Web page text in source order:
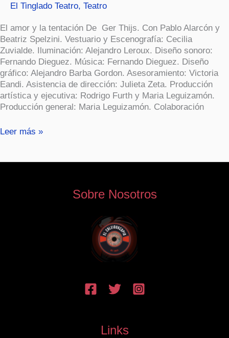
El Tinglado Teatro, Teatro
El amor y la tentación De Ger Thijs. Con Pablo Alarcón y
Beatriz Spelzini. Vestuario y Escenografía: Cecilia
Zuvialde. Iluminación: Alejandro Leroux. Diseño sonoro:
Fernando Dieguez. Música: Fernando Dieguez. Diseño
gráfico: Alejandro Barba Gordon. Asesoramiento: Victoria
Eandi. Asistencia de dirección: Julieta Zeta. Producción
artística y ejecutiva: Rodrigo Furth y Maria Leguizamón.
Producción general: Maria Leguizamón. Colaboración
Leer más »
Sobre Nosotros
Links